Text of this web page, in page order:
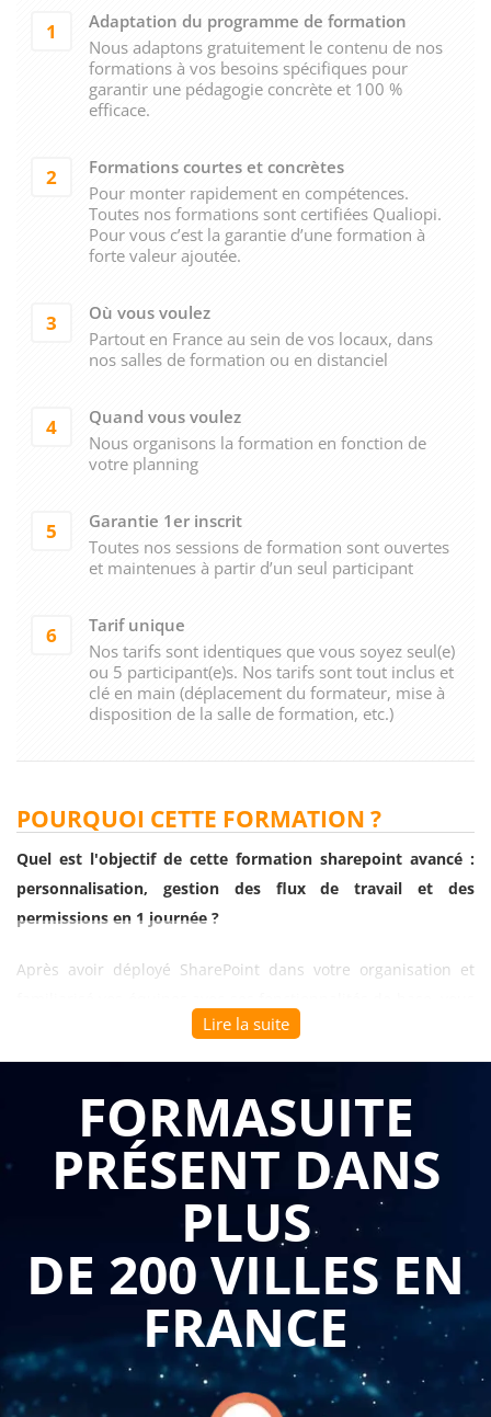
1
Adaptation du programme de formation
Nous adaptons gratuitement le contenu de nos
formations à vos besoins spécifiques pour
garantir une pédagogie concrète et 100 %
efficace.
2
Formations courtes et concrètes
Pour monter rapidement en compétences.
Toutes nos formations sont certifiées Qualiopi.
Pour vous c’est la garantie d’une formation à
forte valeur ajoutée.
3
Où vous voulez
Partout en France au sein de vos locaux, dans
nos salles de formation ou en distanciel
4
Quand vous voulez
Nous organisons la formation en fonction de
votre planning
5
Garantie 1er inscrit
Toutes nos sessions de formation sont ouvertes
et maintenues à partir d’un seul participant
6
Tarif unique
Nos tarifs sont identiques que vous soyez seul(e)
ou 5 participant(e)s. Nos tarifs sont tout inclus et
clé en main (déplacement du formateur, mise à
disposition de la salle de formation, etc.)
POURQUOI CETTE FORMATION ?
Quel est l'objectif de cette formation sharepoint avancé :
personnalisation, gestion des flux de travail et des
permissions en 1 journée ?
Après avoir déployé SharePoint dans votre organisation et
constatez rapidement que le véritable potentiel de cette
plateforme réside dans sa capacité à s'adapter précisément à
bien conçus soient-ils, ne répondent que partiellement aux
besoins complexes de vos départements : validation de
documents multi-niveaux, workflows d'approbation
personnalisés, interfaces utilisateur adaptées aux usages
spécifiques, gestion fine des permissions selon les rôles et
responsabilités. Pour transformer SharePoint d'un simple
espace de stockage en une véritable plateforme métier qui
automatise vos processus, sécurise vos informations
sensibles et améliore significativement la productivité, vos
administrateurs et power users ont besoin de maîtriser les
Lire la suite
FORMASUITE
PRÉSENT DANS
PLUS
DE 200 VILLES EN
FRANCE